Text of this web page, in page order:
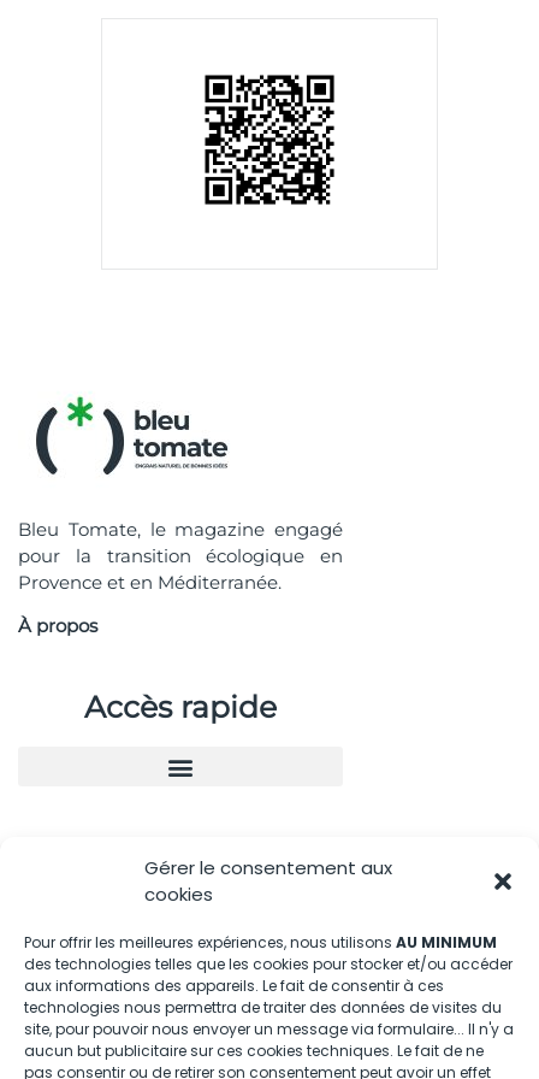
Gérer le consentement aux
cookies
Pour offrir les meilleures expériences, nous utilisons AU MINIMUM
des technologies telles que les cookies pour stocker et/ou accéder
aux informations des appareils. Le fait de consentir à ces
technologies nous permettra de traiter des données de visites du
site, pour pouvoir nous envoyer un message via formulaire... Il n'y a
aucun but publicitaire sur ces cookies techniques. Le fait de ne
pas consentir ou de retirer son consentement peut avoir un effet
Bleu Tomate, le magazine engagé
pour la transition écologique en
Provence et en Méditerranée.
À propos
Accès rapide
04.88.08.75.28
contactBT@bleu-tomate.fr
Kit média
Kit média Bleu Tomate